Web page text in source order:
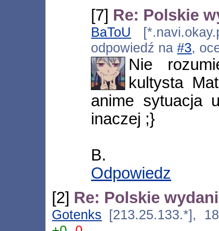
[7] Re: Polskie
BaToU
odpowiedź na#3,
Nie
kultysta
anime sytuacja
inaczej ;}
B.
Odpowiedz
[2] Re: Polskie
Gotenks [213.25.133.*],